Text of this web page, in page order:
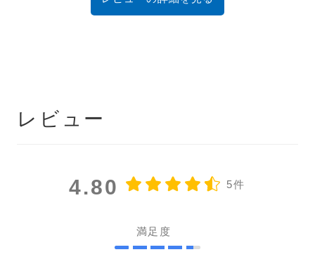
レビュー
4.80 5件
満足度